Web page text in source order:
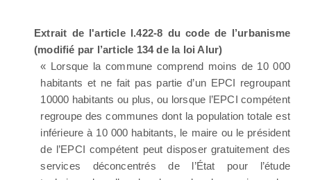
Extrait de l'article l.422-8 du code de l’urbanisme
(modifié par l’article 134 de la loi Alur)
« Lorsque la commune comprend moins de 10 000
habitants et ne fait pas partie d’un EPCI regroupant
10000 habitants ou plus, ou lorsque l’EPCI compétent
regroupe des communes dont la population totale est
inférieure à 10 000 habitants, le maire ou le président
de l’EPCI compétent peut disposer gratuitement des
services déconcentrés de l’État pour l’étude